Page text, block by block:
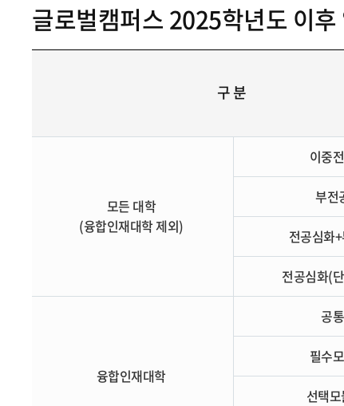
글로벌캠퍼스 2025학년도 이
구 분
모든 대학
(융합인재대학 제외)
이중
부전
전공심화
전공심화(
융합인재대학
공통
필수
선택